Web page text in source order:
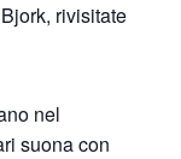
rivisitate
nel
suona con